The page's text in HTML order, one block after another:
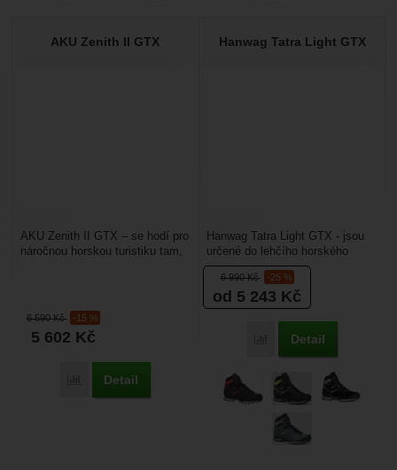
AKU Zenith II GTX
6 590Kč -15 %
5 602 Kč
Porovnat
Detail
AKU Zenith II GTX – se hodí pro
náročnou horskou turistiku tam,
Hanwag Tatra Light GTX
6 990Kč -25 %
od 5 243 Kč
Porovnat
Detail
Hanwag Tatra Light GTX - jsou
určené do lehčího horského
terénu. Tyto pánské boty na
turistiku jsou vyrobené...